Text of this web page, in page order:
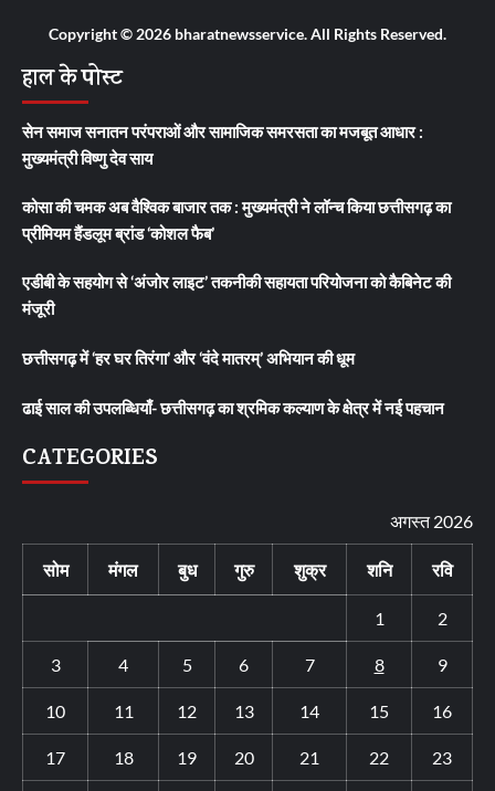
Copyright © 2026 bharatnewsservice. All Rights Reserved.
हाल के पोस्ट
सेन समाज सनातन परंपराओं और सामाजिक समरसता का मजबूत आधार :
मुख्यमंत्री विष्णु देव साय
कोसा की चमक अब वैश्विक बाजार तक : मुख्यमंत्री ने लॉन्च किया छत्तीसगढ़ का
प्रीमियम हैंडलूम ब्रांड ‘कोशल फैब’
एडीबी के सहयोग से ‘अंजोर लाइट’ तकनीकी सहायता परियोजना को कैबिनेट की
मंजूरी
छत्तीसगढ़ में ‘हर घर तिरंगा’ और ‘वंदे मातरम्’ अभियान की धूम
ढाई साल की उपलब्धियाँ- छत्तीसगढ़ का श्रमिक कल्याण के क्षेत्र में नई पहचान
CATEGORIES
अगस्त 2026
सोम मंगल बुध गुरु शुक्र शनि रवि
1 2
3 4 5 6 7 8 9
10 11 12 13 14 15 16
17 18 19 20 21 22 23